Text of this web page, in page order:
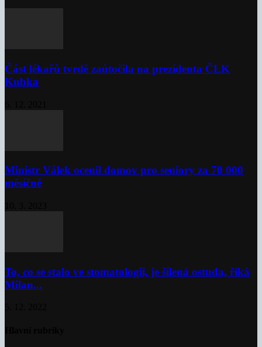
Část lékařů tvrdě zaútočila na prezidenta ČLK
Kubka
Ministr Válek ocenil domov pro seniory za 70 000
měsíčně
To, co se stalo ve stomatologii, je šílená ostuda, říká
Milan...